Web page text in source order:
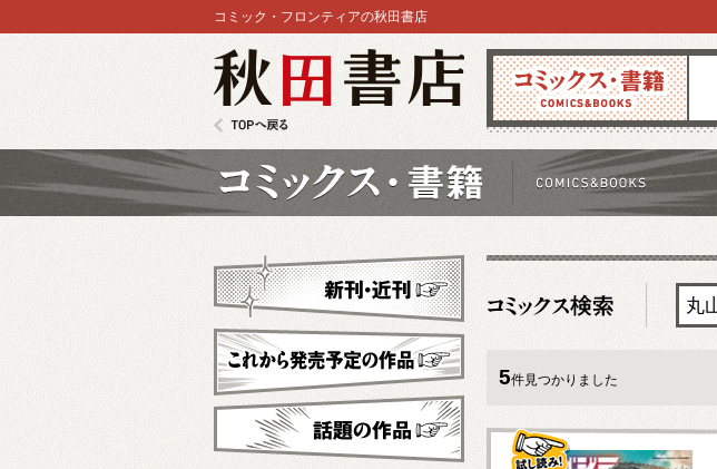
コミックス 雑誌
コミック・フロンティアの秋田書店
5件見つかりました
新刊・近刊
これから発売予定